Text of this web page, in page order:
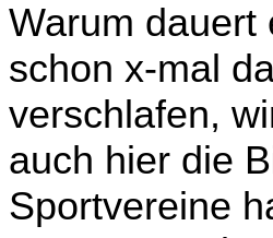
Warum dauert
schon x-mal
verschlafen,
auch hier die
Sportvereine